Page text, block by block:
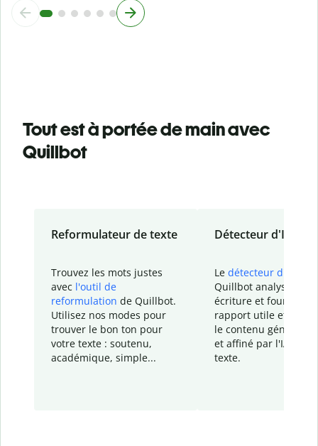
Tout est à portée de main avec
Quillbot
Reformulateur de texte
Trouvez les mots justes
avec l'outil de
reformulation de Quillbot.
Utilisez nos modes pour
trouver le bon ton pour
votre texte : soutenu,
académique, simple...
Détecteur d'IA
Le détecteur d'IA
Quillbot analyse votre
écriture et fournit un
rapport utile et
le contenu généré
et affiné par l'IA
texte.